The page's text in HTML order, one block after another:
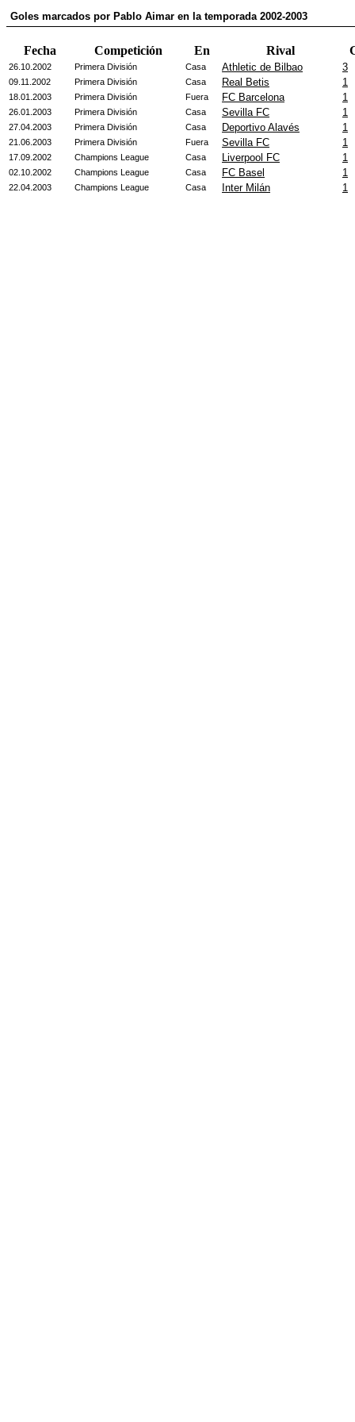
Goles marcados por Pablo Aimar en la temporada 2002-2003
Fecha Competición En Rival
26.10.2002 Primera División Casa Athletic de Bilbao 3
09.11.2002 Primera División Casa Real Betis 1
18.01.2003 Primera División Fuera FC Barcelona 1
26.01.2003 Primera División Casa Sevilla FC 1
27.04.2003 Primera División Casa Deportivo Alavés 1
21.06.2003 Primera División Fuera Sevilla FC 1
17.09.2002 Champions League Casa Liverpool FC 1
02.10.2002 Champions League Casa FC Basel 1
22.04.2003 Champions League Casa Inter Milán 1